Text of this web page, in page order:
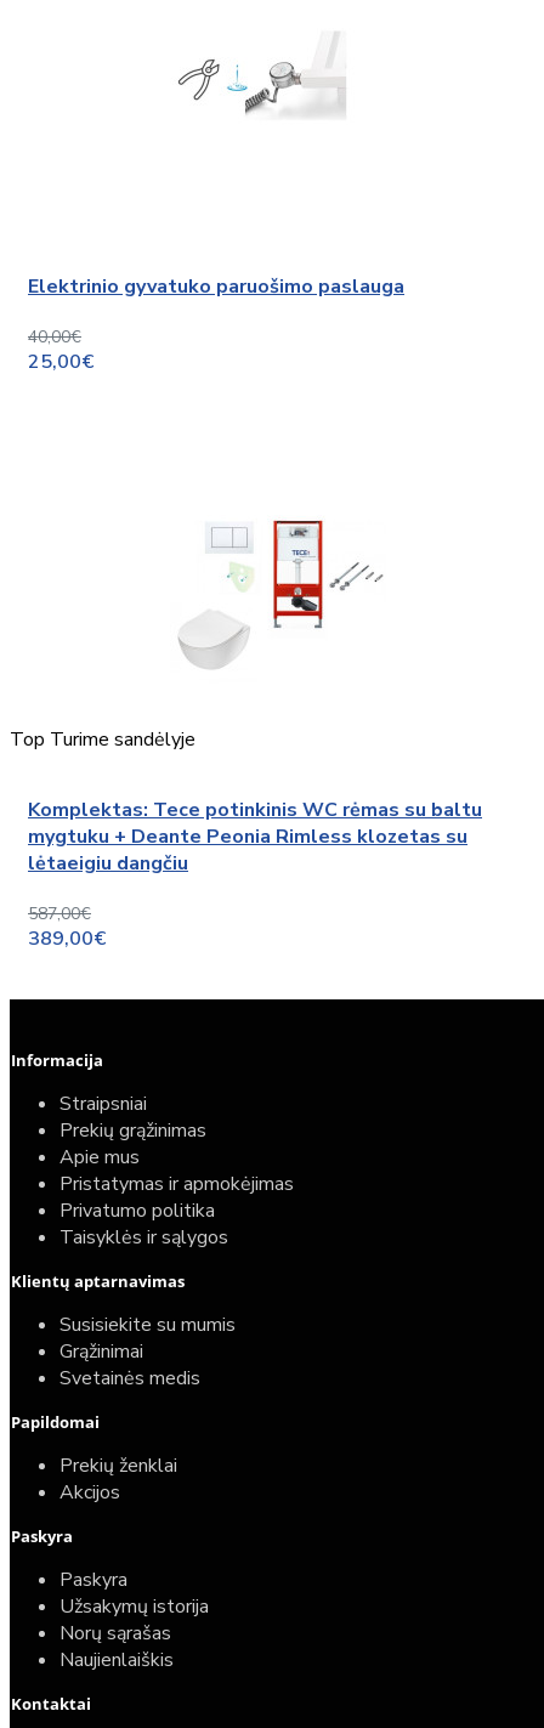
Elektrinio gyvatuko paruošimo paslauga
40,00€
25,00€
Top Turime sandėlyje
Komplektas: Tece potinkinis WC rėmas su baltu
mygtuku + Deante Peonia Rimless klozetas su
lėtaeigiu dangčiu
587,00€
389,00€
Informacija
Straipsniai
Prekių grąžinimas
Apie mus
Pristatymas ir apmokėjimas
Privatumo politika
Taisyklės ir sąlygos
Klientų aptarnavimas
Susisiekite su mumis
Grąžinimai
Svetainės medis
Papildomai
Prekių ženklai
Akcijos
Paskyra
Paskyra
Užsakymų istorija
Norų sąrašas
Naujienlaiškis
Kontaktai